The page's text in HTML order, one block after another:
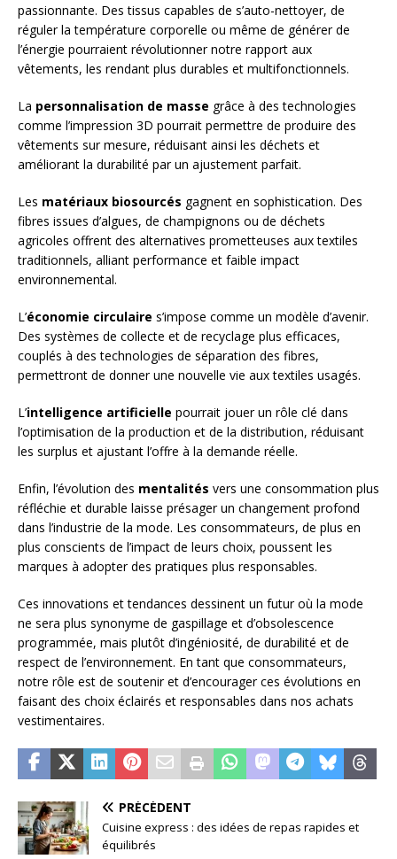
passionnante. Des tissus capables de s’auto-nettoyer, de
réguler la température corporelle ou même de générer de
l’énergie pourraient révolutionner notre rapport aux
vêtements, les rendant plus durables et multifonctionnels.
La personnalisation de masse grâce à des technologies
comme l’impression 3D pourrait permettre de produire des
vêtements sur mesure, réduisant ainsi les déchets et
améliorant la durabilité par un ajustement parfait.
Les matériaux biosourcés gagnent en sophistication. Des
fibres issues d’algues, de champignons ou de déchets
agricoles offrent des alternatives prometteuses aux textiles
traditionnels, alliant performance et faible impact
environnemental.
L’économie circulaire s’impose comme un modèle d’avenir.
Des systèmes de collecte et de recyclage plus efficaces,
couplés à des technologies de séparation des fibres,
permettront de donner une nouvelle vie aux textiles usagés.
L’intelligence artificielle pourrait jouer un rôle clé dans
l’optimisation de la production et de la distribution, réduisant
les surplus et ajustant l’offre à la demande réelle.
Enfin, l’évolution des mentalités vers une consommation plus
réfléchie et durable laisse présager un changement profond
dans l’industrie de la mode. Les consommateurs, de plus en
plus conscients de l’impact de leurs choix, poussent les
marques à adopter des pratiques plus responsables.
Ces innovations et tendances dessinent un futur où la mode
ne sera plus synonyme de gaspillage et d’obsolescence
programmée, mais plutôt d’ingéniosité, de durabilité et de
respect de l’environnement. En tant que consommateurs,
notre rôle est de soutenir et d’encourager ces évolutions en
faisant des choix éclairés et responsables dans nos achats
vestimentaires.
PRÉCÉDENT
Cuisine express : des idées de repas rapides et
équilibrés